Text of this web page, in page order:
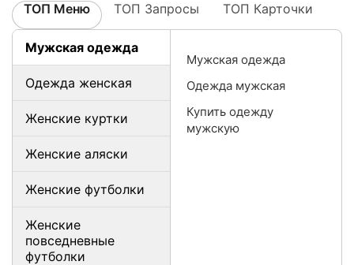
ТОП Меню ТОП Запросы ТОП Карточки
Мужская одежда
Одежда женская
Женские куртки
Женские аляски
Женские футболки
Женские
повседневные
футболки
Мужская одежда
Одежда мужская
Купить одежду
мужскую